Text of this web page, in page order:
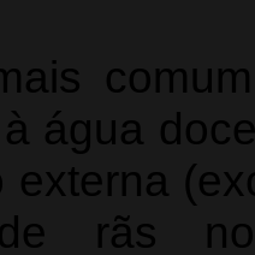
água
externa
rãs